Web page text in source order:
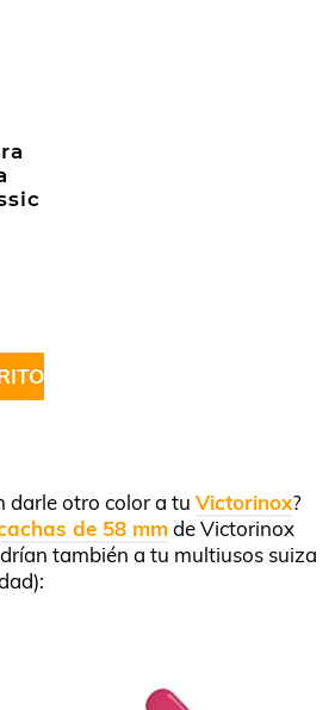
darle otro color a tu Victorinox?
de 58 mmde Victorinox
también a tu multiusos suiza